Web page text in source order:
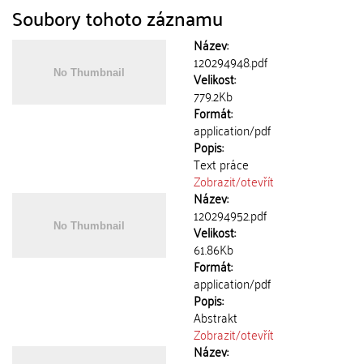
Soubory tohoto záznamu
Název:
120294948.pdf
Velikost:
779.2Kb
Formát:
application/pdf
Popis:
Text práce
Zobrazit/otevřít
Název:
120294952.pdf
Velikost:
61.86Kb
Formát:
application/pdf
Popis:
Abstrakt
Zobrazit/otevřít
Název: